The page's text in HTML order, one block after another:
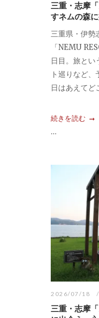
三重・志摩
すネムの森
三重県・伊勢
「NEMU
日目。旅とい
ト巡りなど
日はあえてど
続きを読む
...
2026/07/18
三重・志摩